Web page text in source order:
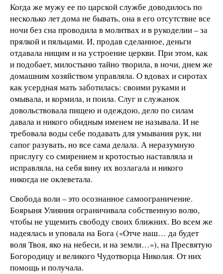
Когда же мужу ее по царской службе доводилось по
несколько лет дома не бывать, она в его отсутствие все
ночи без сна проводила в молитвах и в рукоделии – за
прялкой и пяльцами. И, продав сделанное, деньги
отдавала нищим и на устроение церкви. При этом, как
и подобает, милостыню тайно творила, в ночи, днем же
домашним хозяйством управляла. О вдовах и сиротах
как усердная мать заботилась: своими руками и
омывала, и кормила, и поила. Слуг и служанок
довольствовала пищею и одеждою, дело по силам
давала и никого обидным именем не называла. И не
требовала воды себе подавать для умывания рук, ни
сапог разувать, но все сама делала. А неразумную
прислугу со смирением и кротостью наставляла и
исправляла, на себя вину их возлагала и никого
никогда не оклеветала.
Свобода воли – это осознанное самоограничение.
Боярыня Улияния ограничивала собственную волю,
чтобы не ущемить свободу своих ближних. Во всем же
надеялась и уповала на Бога («Отче наш… да будет
воля Твоя, яко на небеси, и на земли…»), на Пресвятую
Богородицу и великого Чудотворца Николая. От них
помощь и получала.